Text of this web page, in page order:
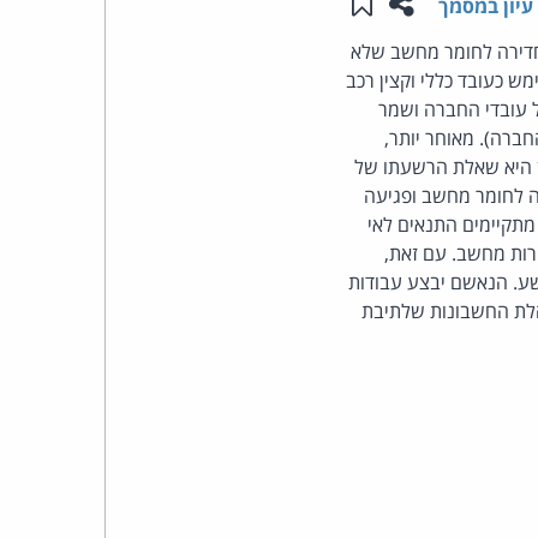
עיון במסמך
לחומר מחשב שלא
כעובד כללי וקצין רכב
עובדי החברה ושמר
מאוחר יותר,
היא שאלת הרשעתו של
לחומר מחשב ופגיעה
התנאים לאי
מחשב. עם זאת,
הנאשם יבצע עבודות
חויב הנאשם לשלם פיצויים בסך 2,000 ש"ח למנהלת החשבונות שלתיבת